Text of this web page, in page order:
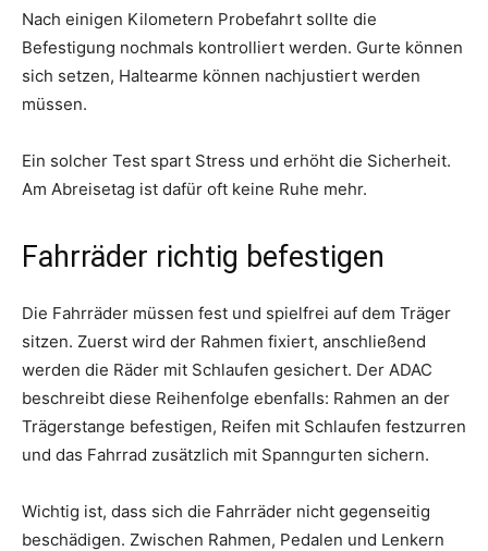
Nach einigen Kilometern Probefahrt sollte die
Befestigung nochmals kontrolliert werden. Gurte können
sich setzen, Haltearme können nachjustiert werden
müssen.
Ein solcher Test spart Stress und erhöht die Sicherheit.
Am Abreisetag ist dafür oft keine Ruhe mehr.
Fahrräder richtig befestigen
Die Fahrräder müssen fest und spielfrei auf dem Träger
sitzen. Zuerst wird der Rahmen fixiert, anschließend
werden die Räder mit Schlaufen gesichert. Der ADAC
beschreibt diese Reihenfolge ebenfalls: Rahmen an der
Trägerstange befestigen, Reifen mit Schlaufen festzurren
und das Fahrrad zusätzlich mit Spanngurten sichern.
Wichtig ist, dass sich die Fahrräder nicht gegenseitig
beschädigen. Zwischen Rahmen, Pedalen und Lenkern